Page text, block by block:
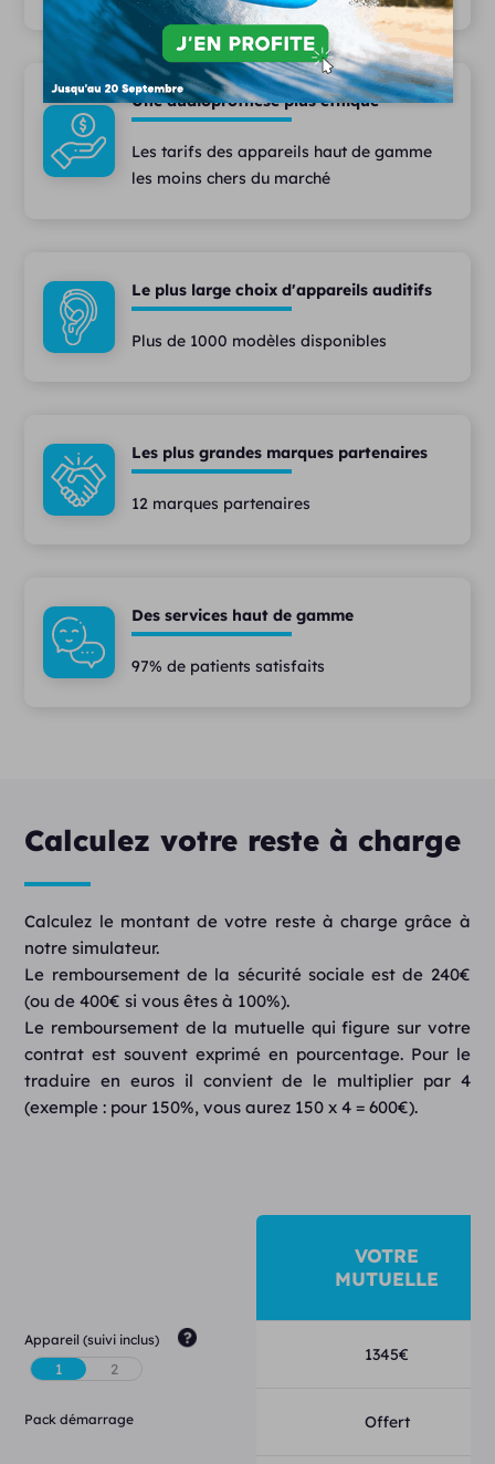
Une audioprothèse plus éthique
Les tarifs des appareils haut de gamme
les moins chers du marché
Le plus large choix d'appareils auditifs
Plus de 1000 modèles disponibles
Les plus grandes marques partenaires
12 marques partenaires
Des services haut de gamme
97% de patients satisfaits
Calculez votre reste à charge
Calculez le montant de votre reste à charge grâce à
notre simulateur.
Le remboursement de la sécurité sociale est de 240€
(ou de 400€ si vous êtes à 100%).
Le remboursement de la mutuelle qui figure sur votre
contrat est souvent exprimé en pourcentage. Pour le
traduire en euros il convient de le multiplier par 4
(exemple : pour 150%, vous aurez 150 x 4 = 600€).
VOTRE
MUTUELLE
Appareil (suivi inclus)
1345€
Pack démarrage Offert